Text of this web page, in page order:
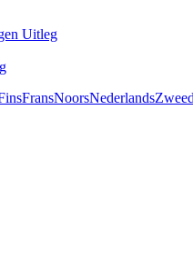
Uitleg
FransNoorsNederlands